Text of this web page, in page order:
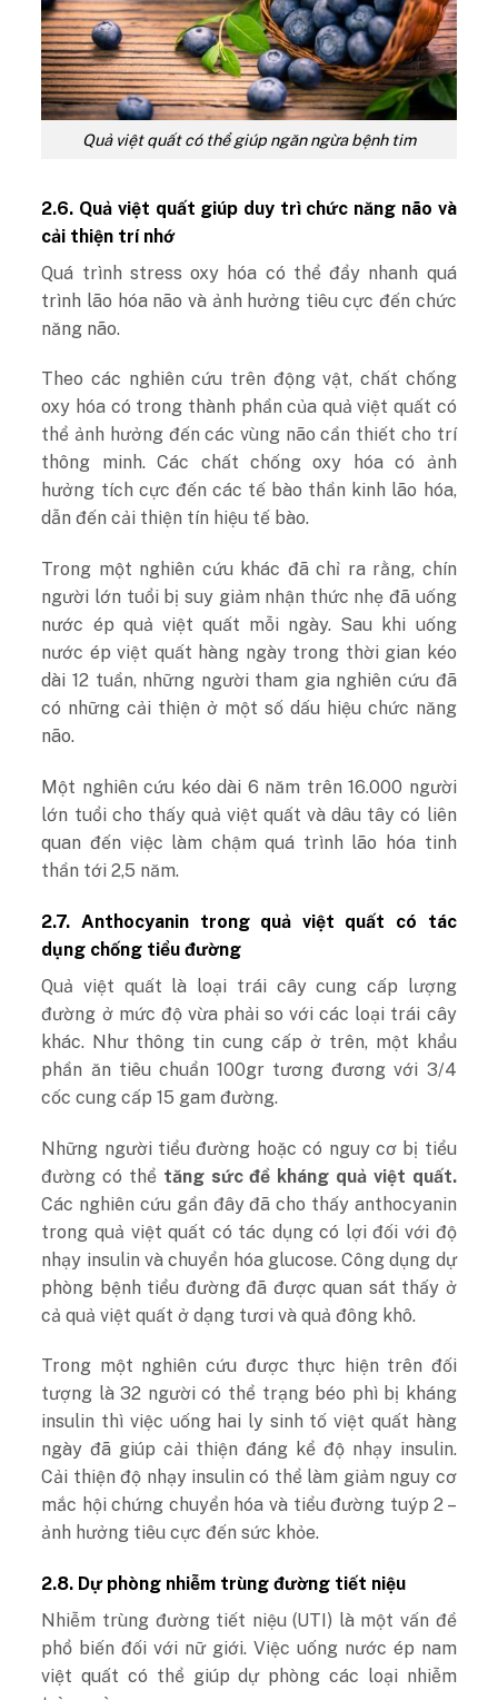
Quả việt quất có thể giúp ngăn ngừa bệnh tim
2.6. Quả việt quất giúp duy trì chức năng não và
cải thiện trí nhớ
Quá trình stress oxy hóa có thể đẩy nhanh quá
trình lão hóa não và ảnh hưởng tiêu cực đến chức
năng não.
Theo các nghiên cứu trên động vật, chất chống
oxy hóa có trong thành phần của quả việt quất có
thể ảnh hưởng đến các vùng não cần thiết cho trí
thông minh. Các chất chống oxy hóa có ảnh
hưởng tích cực đến các tế bào thần kinh lão hóa,
dẫn đến cải thiện tín hiệu tế bào.
Trong một nghiên cứu khác đã chỉ ra rằng, chín
người lớn tuổi bị suy giảm nhận thức nhẹ đã uống
nước ép quả việt quất mỗi ngày. Sau khi uống
nước ép việt quất hàng ngày trong thời gian kéo
dài 12 tuần, những người tham gia nghiên cứu đã
có những cải thiện ở một số dấu hiệu chức năng
não.
Một nghiên cứu kéo dài 6 năm trên 16.000 người
lớn tuổi cho thấy quả việt quất và dâu tây có liên
quan đến việc làm chậm quá trình lão hóa tinh
thần tới 2,5 năm.
2.7. Anthocyanin trong quả việt quất có tác
dụng chống tiểu đường
Quả việt quất là loại trái cây cung cấp lượng
đường ở mức độ vừa phải so với các loại trái cây
khác. Như thông tin cung cấp ở trên, một khẩu
phần ăn tiêu chuẩn 100gr tương đương với 3/4
cốc cung cấp 15 gam đường.
Những người tiểu đường hoặc có nguy cơ bị tiểu
đường có thể tăng sức đề kháng quả việt quất.
Các nghiên cứu gần đây đã cho thấy anthocyanin
trong quả việt quất có tác dụng có lợi đối với độ
nhạy insulin và chuyển hóa glucose. Công dụng dự
phòng bệnh tiểu đường đã được quan sát thấy ở
cả quả việt quất ở dạng tươi và quả đông khô.
Trong một nghiên cứu được thực hiện trên đối
tượng là 32 người có thể trạng béo phì bị kháng
insulin thì việc uống hai ly sinh tố việt quất hàng
ngày đã giúp cải thiện đáng kể độ nhạy insulin.
Cải thiện độ nhạy insulin có thể làm giảm nguy cơ
mắc hội chứng chuyển hóa và tiểu đường tuýp 2 –
ảnh hưởng tiêu cực đến sức khỏe.
2.8. Dự phòng nhiễm trùng đường tiết niệu
Nhiễm trùng đường tiết niệu (UTI) là một vấn đề
phổ biến đối với nữ giới. Việc uống nước ép nam
việt quất có thể giúp dự phòng các loại nhiễm